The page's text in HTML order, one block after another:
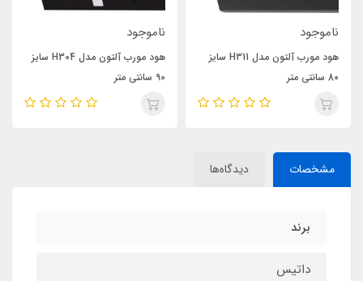
ناموجود
هود مورب آلتون مدل H311 سایز
80 سانتی متر
ناموجود
هود مورب آلتون مدل H304 سایز
90 سانتی متر
مشخصات دیدگاه‌ها
برند
داتیس